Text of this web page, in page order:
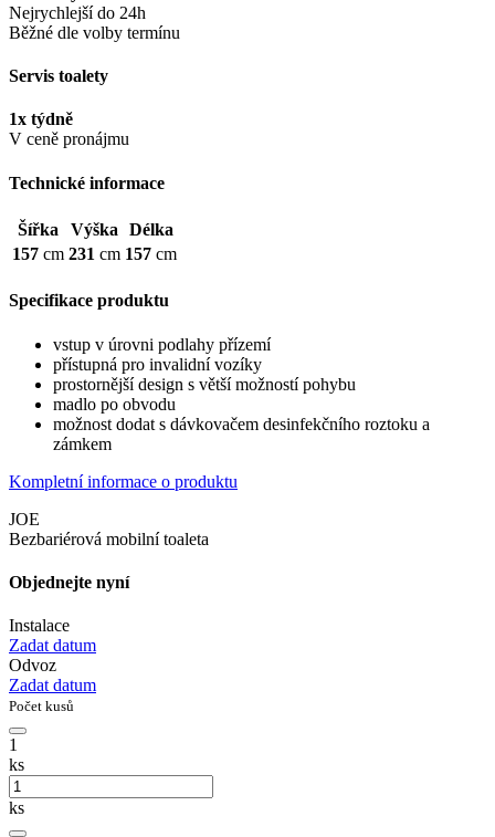
Nejrychlejší do 24h
Běžné dle volby termínu
Servis toalety
1x týdně
V ceně pronájmu
Technické informace
Šířka Výška
Délka
157 cm 231 cm 157 cm
Specifikace produktu
vstup v úrovni podlahy přízemí
přístupná pro invalidní vozíky
prostornější design s větší možností pohybu
madlo po obvodu
možnost dodat s dávkovačem desinfekčního roztoku a
zámkem
Kompletní informace o produktu
JOE
Bezbariérová mobilní toaleta
Objednejte nyní
Instalace
Zadat datum
Odvoz
Zadat datum
Počet kusů
1
ks
ks